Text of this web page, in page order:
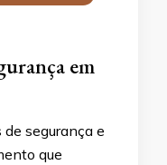
em
segurança e
que